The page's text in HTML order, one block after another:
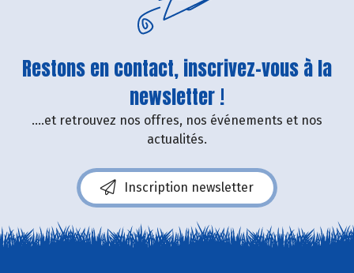
Restons en contact, inscrivez-vous à la
newsletter !
....et retrouvez nos offres, nos événements et nos
actualités.
Inscription newsletter